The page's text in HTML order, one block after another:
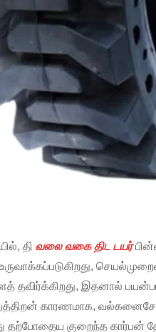
தி வலை வகை திட டயர்
தவிர்க்கிறது, இதனால்
காரணமாக,
தற்போதைய குறைந்த கார்பன்